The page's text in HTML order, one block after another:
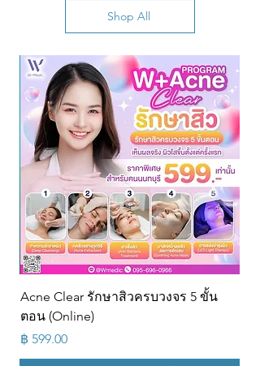
Shop All
Acne Clear รักษาสิวครบวงจร 5 ขั้น
ตอน (Online)
السعر